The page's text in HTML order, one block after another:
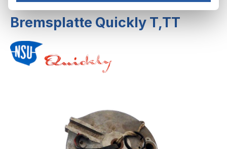
Bremsplatte Quickly T,TT